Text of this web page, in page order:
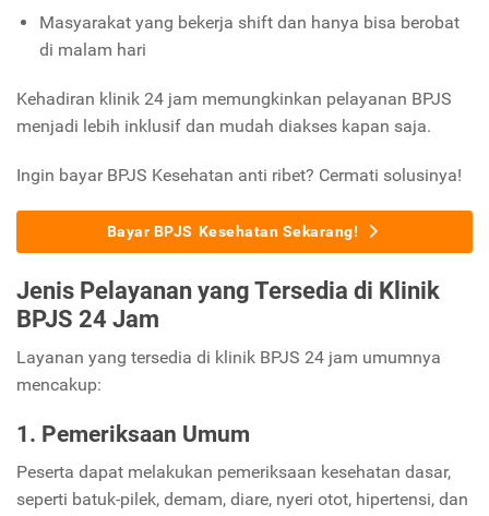
Masyarakat yang bekerja shift dan hanya bisa berobat
di malam hari
Kehadiran klinik 24 jam memungkinkan pelayanan BPJS
menjadi lebih inklusif dan mudah diakses kapan saja.
Ingin bayar BPJS Kesehatan anti ribet? Cermati solusinya!
Bayar BPJS Kesehatan Sekarang!
Jenis Pelayanan yang Tersedia di Klinik
BPJS 24 Jam
Layanan yang tersedia di klinik BPJS 24 jam umumnya
mencakup:
1. Pemeriksaan Umum
Peserta dapat melakukan pemeriksaan kesehatan dasar,
seperti batuk-pilek, demam, diare, nyeri otot, hipertensi, dan